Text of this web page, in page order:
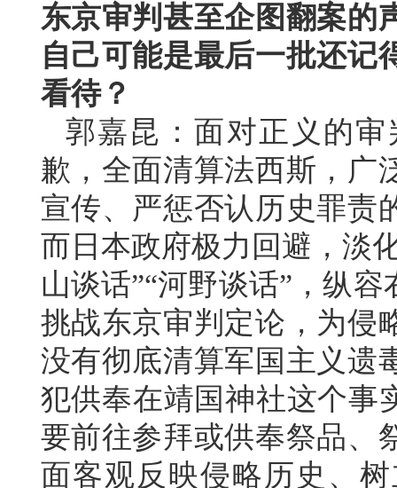
东京审判甚至企图翻案的
自己可能是最后一批还记
看待？
郭嘉昆：面对正义的
歉，全面清算法西斯，广
宣传、严惩否认历史罪责
而日本政府极力回避，淡
山谈话”“河野谈话”，纵
挑战东京审判定论，为侵
没有彻底清算军国主义遗
犯供奉在靖国神社这个事
要前往参拜或供奉祭品、
面客观反映侵略历史、